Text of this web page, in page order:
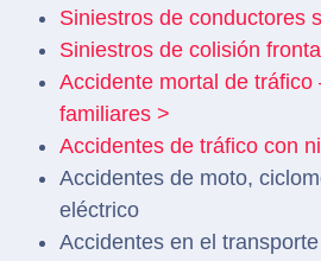
Siniestros de conductores
Siniestros de colisión
Accidente mortal de
familiares >
Accidentes de tráfico con
Accidentes de moto,
eléctrico
Accidentes en el